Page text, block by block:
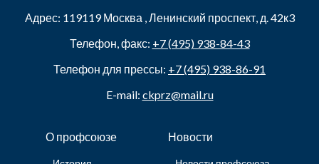
Адрес: 119119Москва ,Ленинский проспект, д. 42к3
Телефон, факс: +7 (495) 938-84-43
Телефон для прессы: +7 (495) 938-86-91
E-mail: ckprz@mail.ru
О профсоюзе Новости